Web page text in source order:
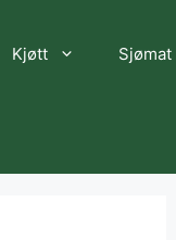
Kjøtt Sjømat